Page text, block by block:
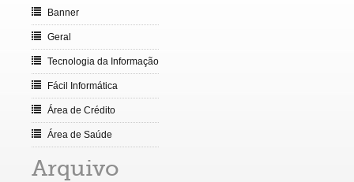
Banner
Geral
Tecnologia da Informação
Fácil Informática
Área de Crédito
Área de Saúde
Arquivo